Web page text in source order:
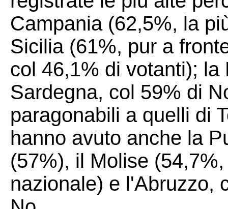
Campania (62,5%, la
Sicilia (61%, pur a
col 46,1% di votanti);
Sardegna, col 59% di
paragonabili a quelli di
hanno avuto anche la
(57%), il Molise
nazionale) e l'Abruzzo,